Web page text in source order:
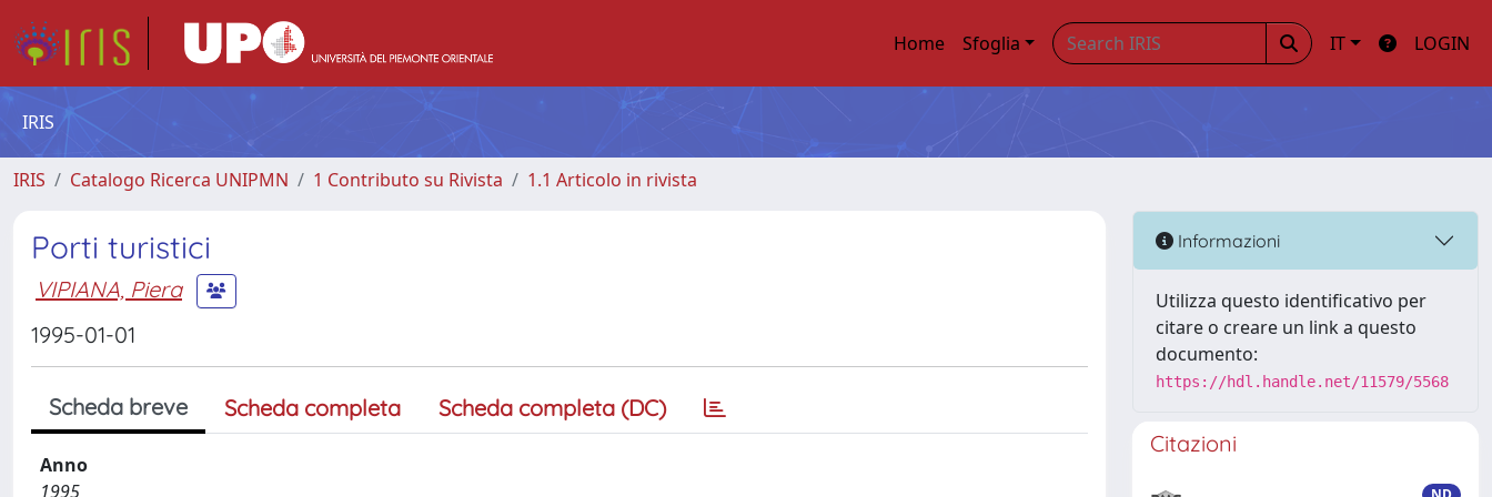
Home Sfoglia IT LOGIN
IRIS
IRIS Catalogo Ricerca UNIPMN 1 Contributo su Rivista 1.1 Articolo in rivista
Porti turistici
VIPIANA, Piera
1995-01-01
Scheda breve Scheda completa Scheda completa (DC)
Anno
1995
Informazioni
Utilizza questo identificativo per
citare o creare un link a questo
documento:
https://hdl.handle.net/11579/5568
Citazioni